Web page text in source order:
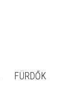
FÜRDŐK